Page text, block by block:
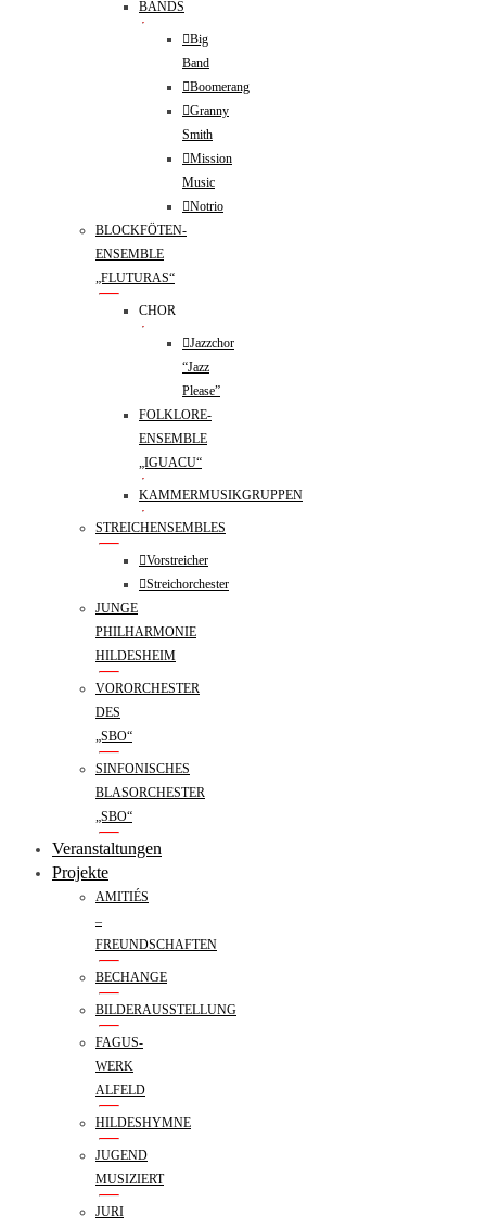
BANDS
Big
Band
Boomerang
Granny
Smith
Mission
Music
Notrio
BLOCKFÖTEN-
ENSEMBLE
„FLUTURAS“
CHOR
Jazzchor
“Jazz
Please”
FOLKLORE-
ENSEMBLE
„IGUACU“
KAMMERMUSIKGRUPPEN
STREICHENSEMBLES
Vorstreicher
Streichorchester
JUNGE
PHILHARMONIE
HILDESHEIM
VORORCHESTER
DES
„SBO“
SINFONISCHES
BLASORCHESTER
„SBO“
Veranstaltungen
Projekte
AMITIÉS
–
FREUNDSCHAFTEN
BECHANGE
BILDERAUSSTELLUNG
FAGUS-
WERK
ALFELD
HILDESHYMNE
JUGEND
MUSIZIERT
JURI